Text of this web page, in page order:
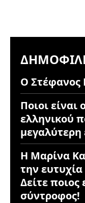
Ο Στέφανος
Ποιοι είναι
ελληνικού
μεγαλύτερη
Η Μαρίνα
την
Δείτε ποιος
σύντροφος!